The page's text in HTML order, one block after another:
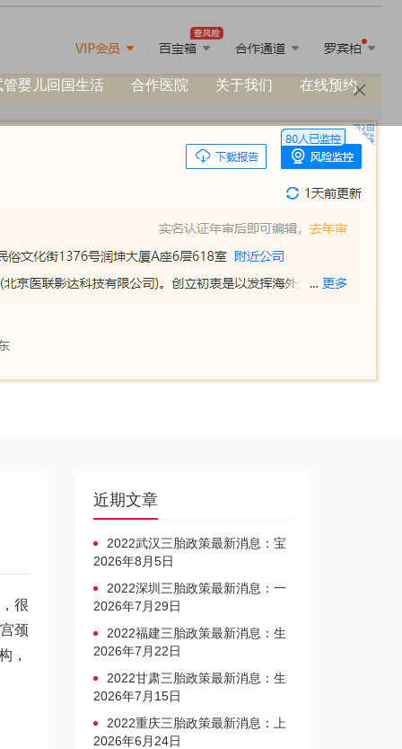
管婴儿回国生活 合作医院 关于我们 在线预约
很
颈
，
近期文章
2022武汉三胎政策最新消息：宝
宝上户口不再罚款
2026年8月5日
2022深圳三胎政策最新消息：一
文读懂上户口是否罚款
2026年7月29日
2022福建三胎政策最新消息：生
育奖励发放迎新标准
2026年7月22日
2022甘肃三胎政策最新消息：生
育产假不享受带薪福利
2026年7月15日
2022重庆三胎政策最新消息：上
户口、办准生证指南
2026年6月24日